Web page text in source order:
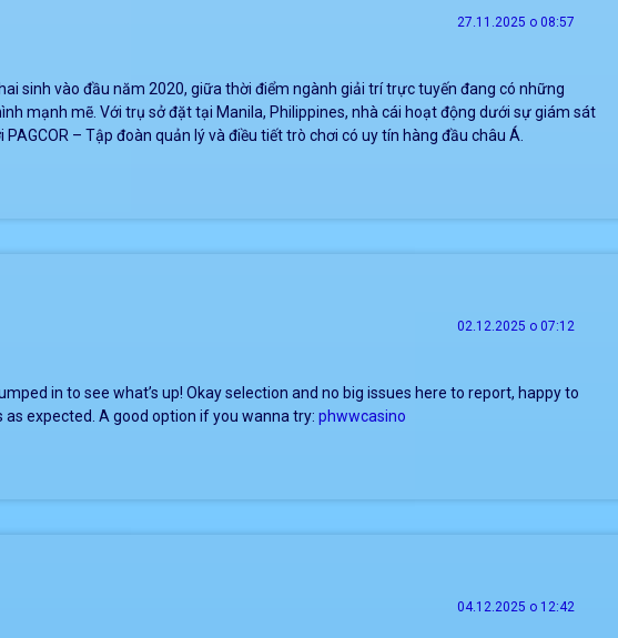
27.11.2025 о 08:57
sinh vào đầu năm 2020, giữa thời điểm ngành giải trí trực tuyến đang có những
mạnh mẽ. Với trụ sở đặt tại Manila, Philippines, nhà cái hoạt động dưới sự giám sát
PAGCOR – Tập đoàn quản lý và điều tiết trò chơi có uy tín hàng đầu châu Á.
02.12.2025 о 07:12
in to see what’s up! Okay selection and no big issues here to report, happy to
as expected. A good option if you wanna try:phwwcasino
04.12.2025 о 12:42